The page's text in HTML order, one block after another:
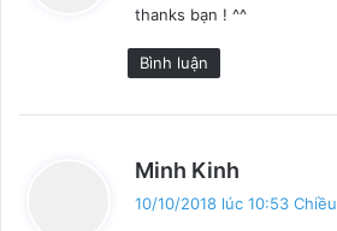
t
thanks bạn ! ^^
Bình luận
Minh Kinh
10/10/2018 lúc 10:53 Chiều